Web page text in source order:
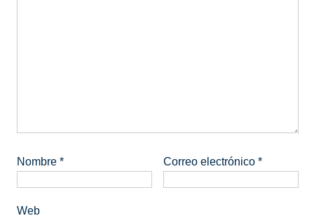
Nombre* Correo electrónico*
Web